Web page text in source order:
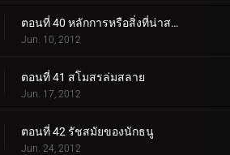
ตอนที่ 40 หลักการหรือสิ่งที่น่าสมเพช
Jun. 10, 2012
ตอนที่ 41 สโมสรล่มสลาย
Jun. 17, 2012
ตอนที่ 42 รัชสมัยของนักธนู
Jun. 24, 2012